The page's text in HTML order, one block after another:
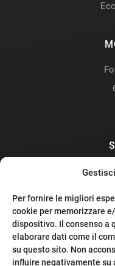
Per fornire le migliori
cookie per memorizzare
dispositivo. Il consenso a
elaborare dati come il
su questo sito. Non
influire negativamente